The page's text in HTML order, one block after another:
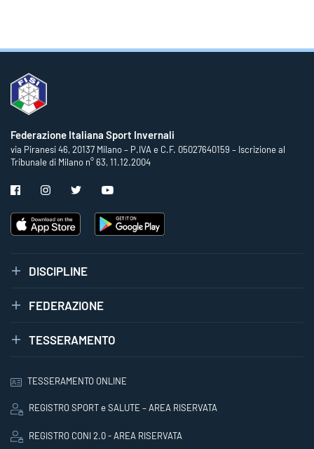
Federazione Italiana Sport Invernali
via Piranesi 46, 20137 Milano – P.IVA e C.F. 05027640159 – Iscrizione al
Tribunale di Milano n° 63, 11.12.2004
DISCIPLINE
FEDERAZIONE
TESSERAMENTO
TESSERAMENTO ONLINE
REGISTRO SPORT e SALUTE – AREA RISERVATA
REGISTRO CONI 2.0 - AREA RISERVATA